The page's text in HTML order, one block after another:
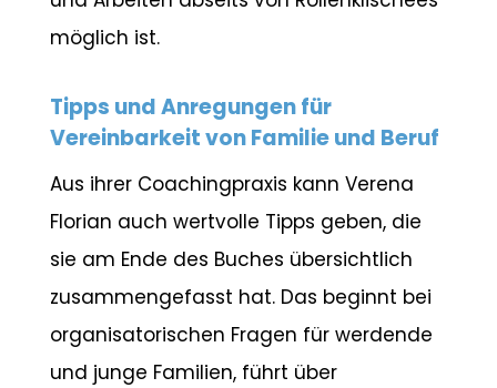
möglich ist.
Tipps und Anregungen für
Vereinbarkeit von Familie und Beruf
Aus ihrer Coachingpraxis kann Verena
Florian auch wertvolle Tipps geben, die
sie am Ende des Buches übersichtlich
zusammengefasst hat. Das beginnt bei
organisatorischen Fragen für werdende
und junge Familien, führt über